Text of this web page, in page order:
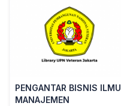
PENGANTAR BISNIS ILMU
MANAJEMEN